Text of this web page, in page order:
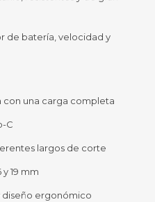
de batería, velocidad y
con una carga completa
C
largos de corte
y 19 mm
diseño ergonómico